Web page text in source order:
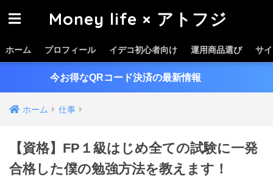
Money life × アトフジ
ホーム プロフィール イデコ初心者向け 運用商品選び サ
今お得なQRコード決済の最新情報
ホーム 仕事
【資格】FP１級はじめ全ての試験に一発
合格した僕の勉強方法を教えます！